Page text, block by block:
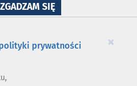
ZGADZAM SIĘNA
WYKORZYSTANIE
×
prywatności